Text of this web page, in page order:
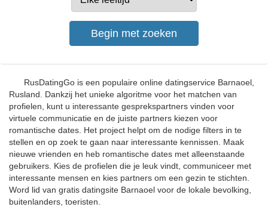
RusDatingGo is een populaire online datingservice Barnaoel,
Rusland. Dankzij het unieke algoritme voor het matchen van
profielen, kunt u interessante gesprekspartners vinden voor
virtuele communicatie en de juiste partners kiezen voor
romantische dates. Het project helpt om de nodige filters in te
stellen en op zoek te gaan naar interessante kennissen. Maak
nieuwe vrienden en heb romantische dates met alleenstaande
gebruikers. Kies de profielen die je leuk vindt, communiceer met
interessante mensen en kies partners om een gezin te stichten.
Word lid van gratis datingsite Barnaoel voor de lokale bevolking,
buitenlanders, toeristen.